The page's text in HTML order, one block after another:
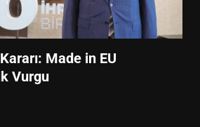
Made in EU
Vurgu